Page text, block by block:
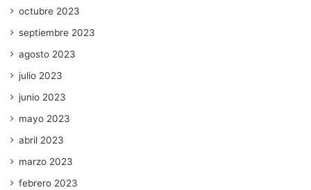
octubre 2023
septiembre 2023
agosto 2023
julio 2023
junio 2023
mayo 2023
abril 2023
marzo 2023
febrero 2023